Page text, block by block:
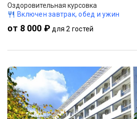
Оздоровительная курсовка
Включен завтрак, обед и ужин
от 8 000 ₽ для 2 гостей